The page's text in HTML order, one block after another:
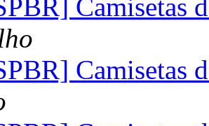
Camisetas
Camisetas